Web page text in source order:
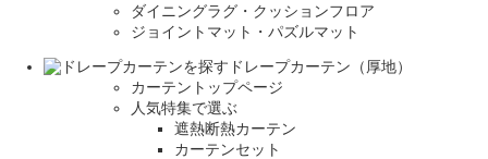
ダイニングラグ・クッションフロア
ジョイントマット・パズルマット
ドレープカーテン（厚地）
カーテントップページ
人気特集で選ぶ
遮熱断熱カーテン
カーテンセット